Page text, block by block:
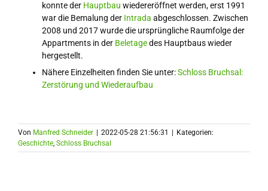
konnte der Hauptbau wiedereröffnet werden, erst 1991
war die Bemalung der Intrada abgeschlossen. Zwischen
2008 und 2017 wurde die ursprüngliche Raumfolge der
Appartments in der Beletagedes Hauptbaus wieder
hergestellt.
Nähere Einzelheiten finden Sie unter:Schloss Bruchsal:
Zerstörung und Wiederaufbau
Von Manfred Schneider 2022-05-28 21:56:31
Kategorien:
Geschichte, Schloss Bruchsal